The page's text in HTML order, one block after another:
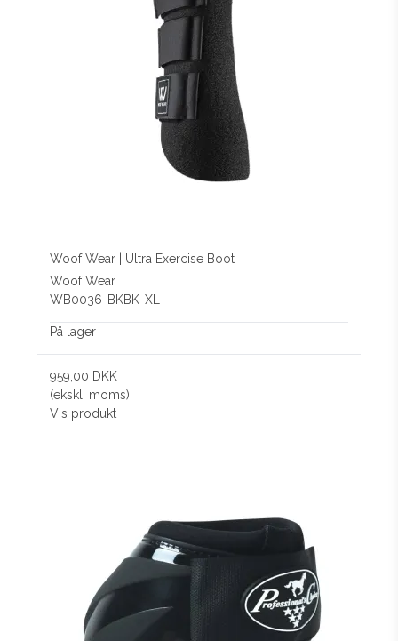
Woof Wear | Ultra Exercise Boot
Woof Wear
WB0036-BKBK-XL
På lager
959,00 DKK
(ekskl. moms)
Vis produkt